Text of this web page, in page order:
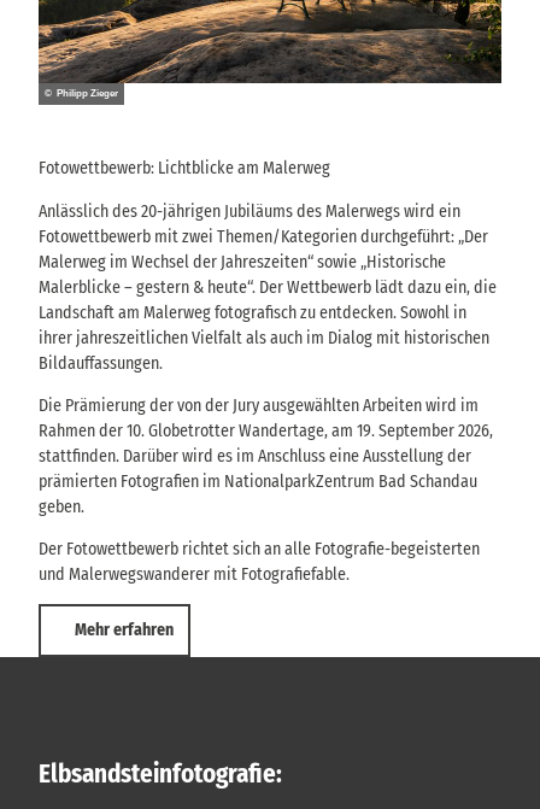
© Philipp Zieger
Fotowettbewerb: Lichtblicke am Malerweg
Anlässlich des 20-jährigen Jubiläums des Malerwegs wird ein
Fotowettbewerb mit zwei Themen/Kategorien durchgeführt: „Der
Malerweg im Wechsel der Jahreszeiten“ sowie „Historische
Malerblicke – gestern & heute“. Der Wettbewerb lädt dazu ein, die
Landschaft am Malerweg fotografisch zu entdecken. Sowohl in
ihrer jahreszeitlichen Vielfalt als auch im Dialog mit historischen
Bildauffassungen.
Die Prämierung der von der Jury ausgewählten Arbeiten wird im
Rahmen der 10. Globetrotter Wandertage, am 19. September 2026,
stattfinden. Darüber wird es im Anschluss eine Ausstellung der
prämierten Fotografien im NationalparkZentrum Bad Schandau
geben.
Der Fotowettbewerb richtet sich an alle Fotografie-begeisterten
und Malerwegswanderer mit Fotografiefable.
Mehr erfahren
Elbsandsteinfotografie: